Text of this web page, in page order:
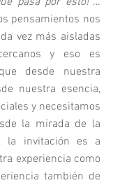
pensamientos nos
vez más aisladas
y eso es
desde nuestra
nuestra esencia,
y necesitamos
la mirada de la
la invitación es a
experiencia como
también de